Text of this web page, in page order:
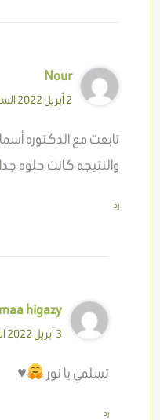
Nour
2 أبريل 2022 الساعة 2:11 مساءً
تابعت مع الدكتوره
والنتيجه كانت حلوه جدا
رد
higazy
3 أبريل 2022 الساعة 4:04 صباحًا
تسلمي يا نور ♥️
رد